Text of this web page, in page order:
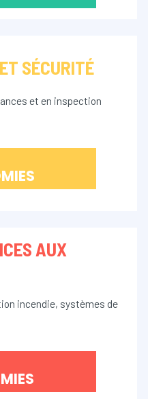
SÉCURITÉ
et en inspection
AUX
incendie, systèmes de